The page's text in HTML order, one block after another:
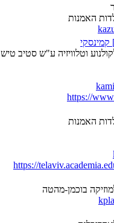
האמנות
קמינסקי
וטלוויזיה ע"ש סטיב טיש
https://
האמנות
https://
בוכמן-מהטה